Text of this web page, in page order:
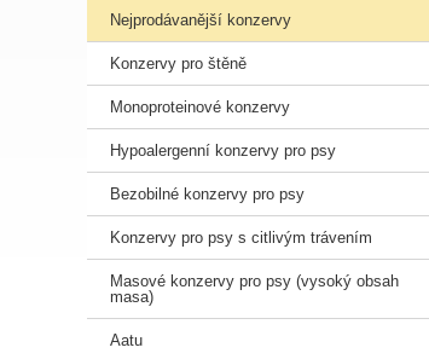
Nejprodávanější konzervy
Konzervy pro štěně
Monoproteinové konzervy
Hypoalergenní konzervy pro psy
Bezobilné konzervy pro psy
Konzervy pro psy s citlivým trávením
Masové konzervy pro psy (vysoký obsah
masa)
Aatu